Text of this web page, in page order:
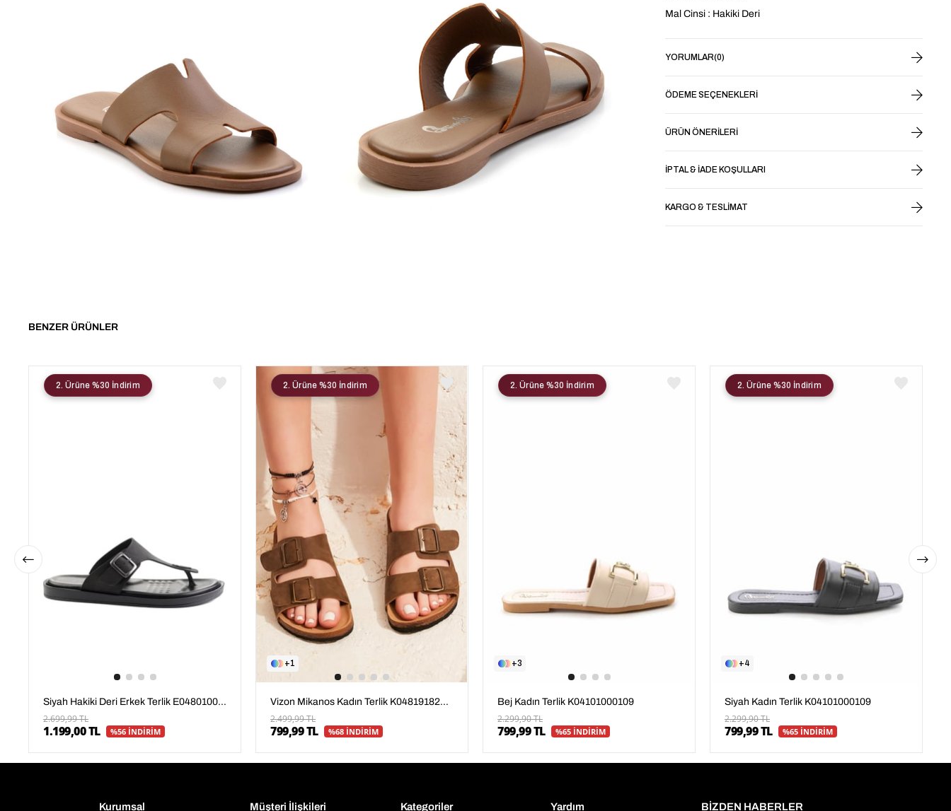
Mal Cinsi : Hakiki Deri
YORUMLAR(0)
ÖDEME SEÇENEKLERI
ÜRÜN ÖNERILERI
İPTAL & İADE KOŞULLARI
KARGO & TESLIMAT
BENZER ÜRÜNLER
Siyah Hakiki Deri Erkek Terlik E04801000503
2.699,99 TL
1.199,00 TL %56 İNDİRİM
2. Ürüne %30 İndirim
1
Vizon Mikanos Kadın Terlik K04819182271
2.499,99 TL
799,99 TL %68 İNDİRİM
2. Ürüne %30 İndirim
3
Bej Kadın Terlik K04101000109
2.299,90 TL
799,99 TL %65 İNDİRİM
2. Ürüne %30 İndirim
4
Siyah Kadın Terlik K04101000109
2.299,90 TL
799,99 TL %65 İNDİRİM
2. Ürüne %30 İndirim
Kurumsal Müşteri İlişkileri Kategoriler Yardım BİZDEN HABERLER